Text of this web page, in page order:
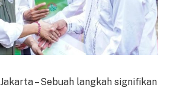
Jakarta – Sebuah langkah signifikan